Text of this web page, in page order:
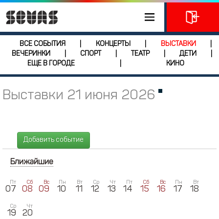
ВСЕ СОБЫТИЯ КОНЦЕРТЫ ВЫСТАВКИ
ВЕЧЕРИНКИ
СПОРТ ТЕАТР ДЕТИ
ЕЩЕ В ГОРОДЕ
КИНО
Выставки 21 июня 2026
Добавить событие
Ближайшие
Пт
07
Сб
08
Вс
09
Пн
10
Вт
11
Ср
12
Чт
13
Пт
14
Сб
15
Вс
16
Пн
17
Вт
18
Ср
19
Чт
20